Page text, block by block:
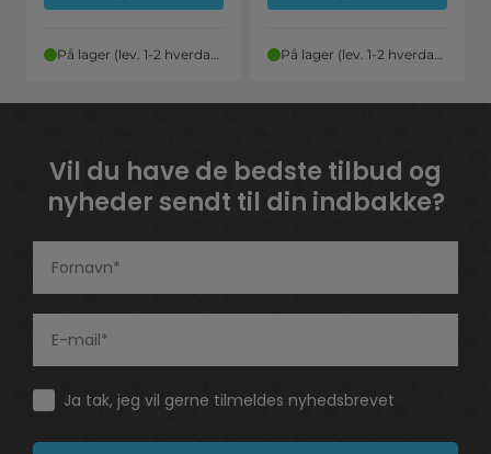
På lager (lev. 1-2 hverdage) På lager (lev. 1-2 hverdage)
Vil du have de bedste tilbud og
nyheder sendt til din indbakke?
Consent
Ja tak, jeg vil gerne tilmeldes nyhedsbrevet